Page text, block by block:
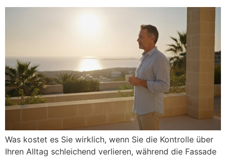
Was kostet es Sie wirklich, wenn Sie die Kontrolle über
Ihren Alltag schleichend verlieren, während die Fassade